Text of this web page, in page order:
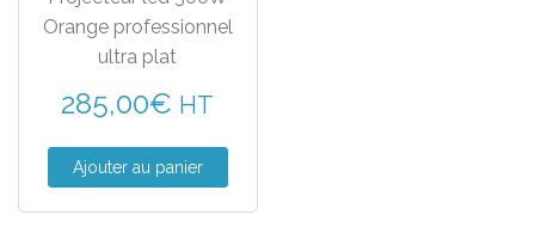
Orange professionnel
ultra plat
285,00€ HT
Ajouter au panier